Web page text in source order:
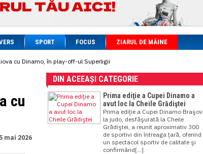
SPORT FOCUS ZIARUL DE MÂINE
cu Dinamo, în play-off-ul Superligii
cu
mai 2026
DIN ACEEAȘI CATEGORIE
Prima ediţie a Cupei Dinamo a
avut loc la Cheile Grădiştei
Prima ediţie a Cupei Dinamo Braşov
la judo, desfăşurată la Cheile
Grădiştei, a reunit aproximativ 300
de sportivi din întreaga ţară, oferind
un spectacol sportiv de calitate şi
confirmând[...]